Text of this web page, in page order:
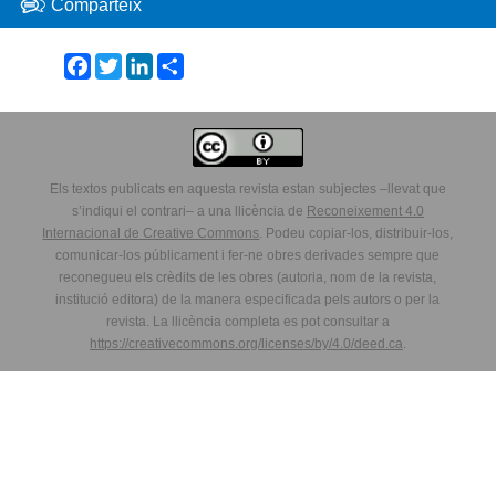
Comparteix
Facebook
TwitterLinkedIn
Share
Els textos publicats en aquesta revista estan subjectes –llevat que
s’indiqui el contrari– a una llicència de Reconeixement 4.0
Internacional de Creative Commons. Podeu copiar-los, distribuir-los,
comunicar-los públicament i fer-ne obres derivades sempre que
reconegueu els crèdits de les obres (autoria, nom de la revista,
institució editora) de la manera especificada pels autors o per la
revista. La llicència completa es pot consultar a
https://creativecommons.org/licenses/by/4.0/deed.ca.